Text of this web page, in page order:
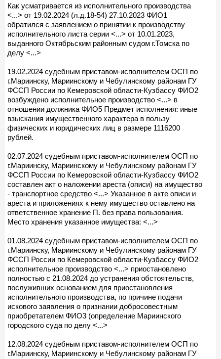
Как усматривается из исполнительного производства
<...> от 19.02.2024 (л.д.18-54) 27.10.2023 ФИО1
обратился с заявлением о принятии к производству
исполнительного листа серии <...> от 10.01.2023,
выданного Октябрьским районным судом г.Томска по
делу <...>
19.02.2024 судебным приставом-исполнителем ОСП по
г.Мариинску, Мариинскому и Чебулинскому районам ГУ
ФССП России по Кемеровской области-Кузбассу ФИО2
возбуждено исполнительное производство <...> в
отношении должника ФИО5 Предмет исполнения: иные
взыскания имущественного характера в пользу
физических и юридических лиц в размере 1116200
рублей.
02.07.2024 судебным приставом-исполнителем ОСП по
г.Мариинску, Мариинскому и Чебулинскому районам ГУ
ФССП России по Кемеровской области-Кузбассу ФИО2
составлен акт о наложении ареста (описи) на имущество
- транспортное средство <...> Указанное в акте описи и
ареста и приложениях к нему имущество оставлено на
ответственное хранение П. без права пользования.
Место хранения указанное имущества: <...>
01.08.2024 судебным приставом-исполнителем ОСП по
г.Мариинску, Мариинскому и Чебулинскому районам ГУ
ФССП России по Кемеровской области-Кузбассу ФИО2
исполнительное производство <...> приостановлено
полностью с 21.08.2024 до устранения обстоятельств,
послуживших основанием для приостановления
исполнительного производства, по причине подачи
искового заявления о признании добросовестным
приобретателем ФИО3 (определение Мариинского
городского суда по делу <...>
12.08.2024 судебным приставом-исполнителем ОСП по
г.Мариинску, Мариинскому и Чебулинскому районам ГУ